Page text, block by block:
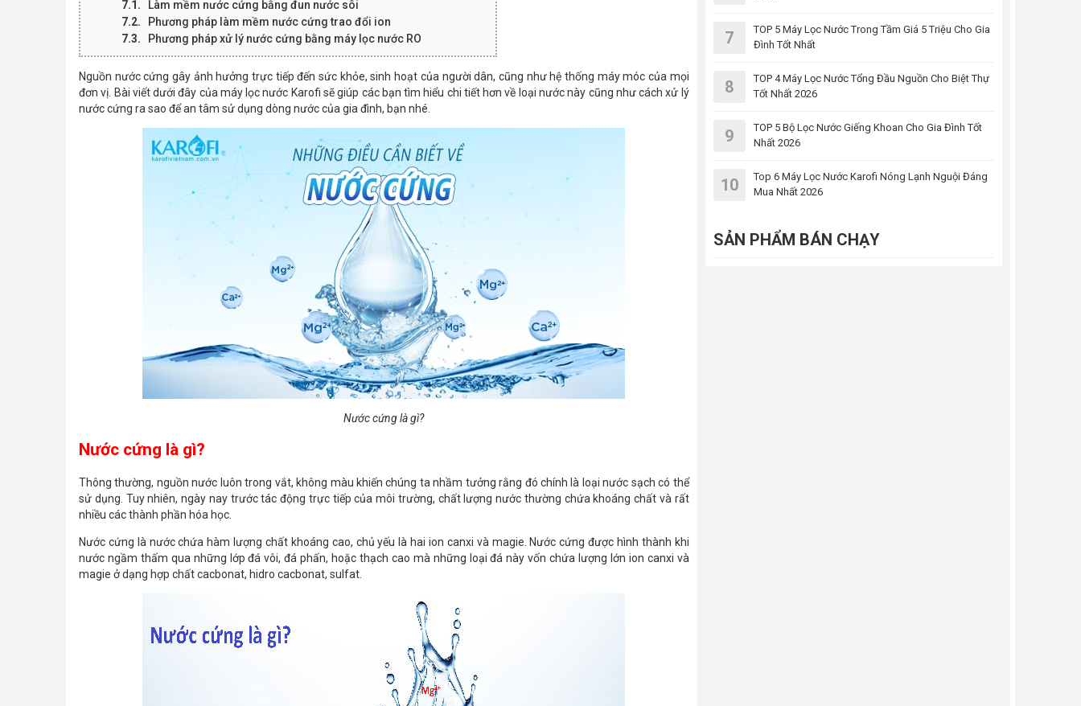
Làm mềm nước cứng bằng đun nước sôi
Phương pháp làm mềm nước cứng trao đổi ion
Phương pháp xử lý nước cứng bằng máy lọc nước RO
Nguồn nước cứng gây ảnh hưởng trực tiếp đến sức khỏe, sinh hoạt của người dân, cũng như hệ thống máy móc của mọi
đơn vị. Bài viết dưới đây của máy lọc nước Karofi sẽ giúp các bạn tìm hiểu chi tiết hơn về loại nước này cũng như cách xử lý
nước cứng ra sao để an tâm sử dụng dòng nước của gia đình, bạn nhé.
Nước cứng là gì?
Nước cứng là gì?
Thông thường, nguồn nước luôn trong vắt, không màu khiến chúng ta nhầm tưởng rằng đó chính là loại nước sạch có thể
sử dụng. Tuy nhiên, ngày nay trước tác động trực tiếp của môi trường, chất lượng nước thường chứa khoáng chất và rất
nhiều các thành phần hóa học.
Nước cứng là nước chứa hàm lượng chất khoáng cao, chủ yếu là hai ion canxi và magie. Nước cứng được hình thành khi
nước ngầm thấm qua những lớp đá vôi, đá phấn, hoặc thạch cao mà những loại đá này vốn chứa lượng lớn ion canxi và
magie ở dạng hợp chất cacbonat, hidro cacbonat, sulfat.
7
TOP 5 Máy Lọc Nước Trong Tầm Giá 5 Triệu Cho Gia
Đình Tốt Nhất
8
TOP 4 Máy Lọc Nước Tổng Đầu Nguồn Cho Biệt Thự
Tốt Nhất 2026
9
TOP 5 Bộ Lọc Nước Giếng Khoan Cho Gia Đình Tốt
Nhất 2026
10
Top 6 Máy Lọc Nước Karofi Nóng Lạnh Nguội Đáng
Mua Nhất 2026
SẢN PHẨM BÁN CHẠY